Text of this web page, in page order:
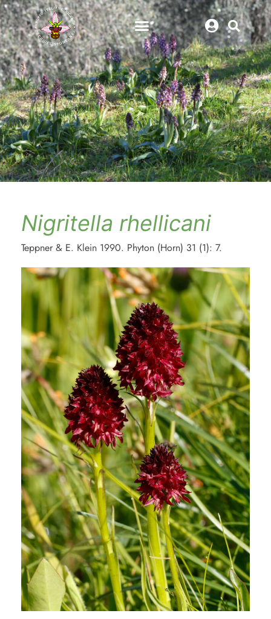
Nigritella rhellicani
Teppner & E. Klein 1990. Phyton (Horn) 31 (1): 7.